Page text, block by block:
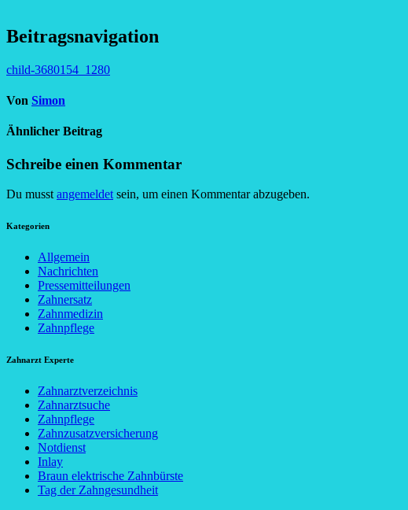
Beitragsnavigation
child-3680154_1280
Von Simon
Ähnlicher Beitrag
Schreibe einen Kommentar
Du musstangemeldetsein, um einen Kommentar abzugeben.
Kategorien
Allgemein
Nachrichten
Pressemitteilungen
Zahnersatz
Zahnmedizin
Zahnpflege
Zahnarzt Experte
Zahnarztverzeichnis
Zahnarztsuche
Zahnpflege
Zahnzusatzversicherung
Notdienst
Inlay
Braun elektrische Zahnbürste
Tag der Zahngesundheit